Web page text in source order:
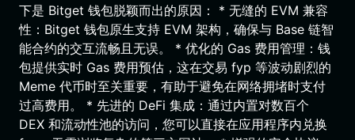
下是 Bitget 钱包脱颖而出的原因： * 无缝的 EVM 兼容
性：Bitget 钱包原生支持 EVM 架构，确保与 Base 链智
能合约的交互流畅且无误。 * 优化的 Gas 费用管理：钱
包提供实时 Gas 费用预估，这在交易 fyp 等波动剧烈的
Meme 代币时至关重要，有助于避免在网络拥堵时支付
过高费用。 * 先进的 DeFi 集成：通过内置对数百个
DEX 和流动性池的访问，您可以直接在应用程序内兑换